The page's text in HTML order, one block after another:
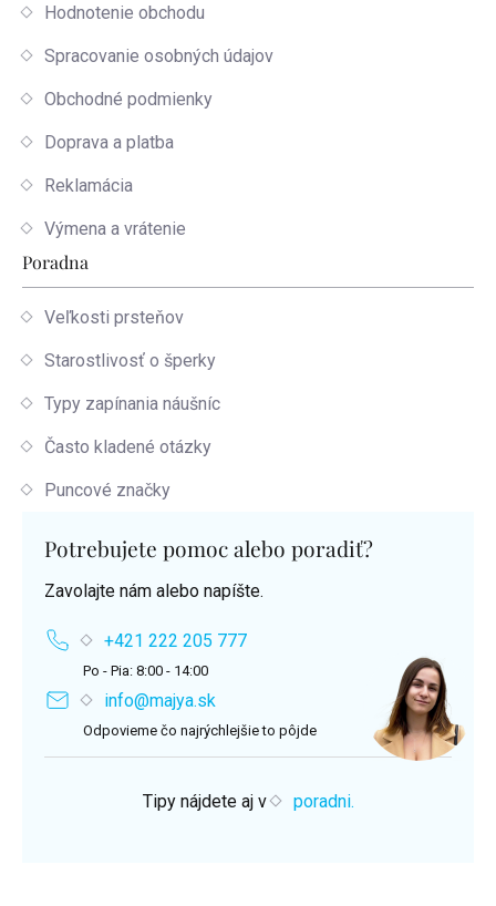
Hodnotenie obchodu
Spracovanie osobných údajov
Obchodné podmienky
Doprava a platba
Reklamácia
Výmena a vrátenie
Poradna
Veľkosti prsteňov
Starostlivosť o šperky
Typy zapínania náušníc
Často kladené otázky
Puncové značky
Potrebujete pomoc alebo poradiť?
Zavolajte nám alebo napíšte.
+421 222 205 777
Po - Pia: 8:00 - 14:00
info@majya.sk
Odpovieme čo najrýchlejšie to pôjde
Tipy nájdete aj v poradni.